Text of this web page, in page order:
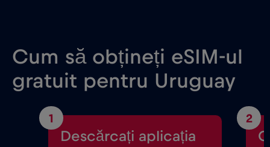
Cum să obțineți eSIM-ul
gratuit pentru Uruguay
1
Descărcați aplicația
2